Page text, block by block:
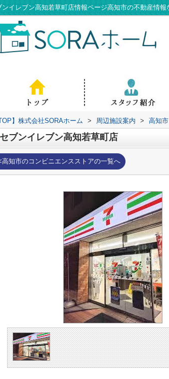
ンイレブン高知若草町店情報ページ高知市の不動産情
TOP】株式会社SORAホーム > 周辺施設案内 > 高知市
セブンイレブン高知若草町店
高知市のコンビニエンスストアの一覧へ